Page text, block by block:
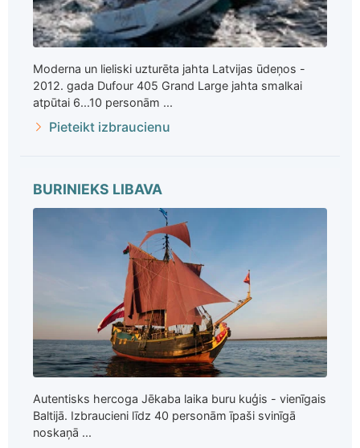
Moderna un lieliski uzturēta jahta Latvijas ūdeņos -
2012. gada Dufour 405 Grand Large jahta smalkai
atpūtai 6...10 personām ...
Pieteikt izbraucienu
BURINIEKS LIBAVA
Autentisks hercoga Jēkaba laika buru kuģis - vienīgais
Baltijā. Izbraucieni līdz 40 personām īpaši svinīgā
noskaņā ...